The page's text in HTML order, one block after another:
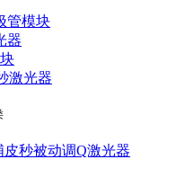
管模块
器
激光器
皮秒被动调Q激光器